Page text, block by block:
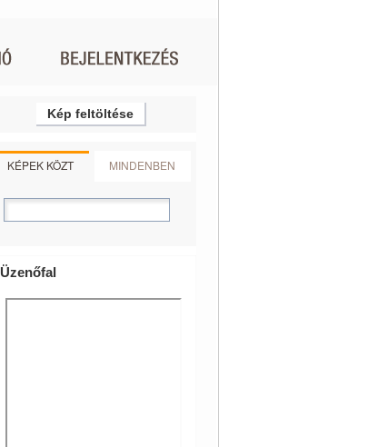
Kép feltöltése
KÉPEK KÖZT MINDENBEN
Üzenőfal